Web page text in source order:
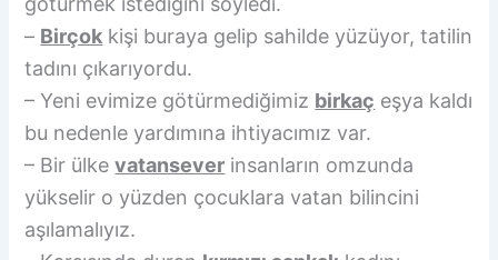
– Birçok kişi buraya gelip sahilde yüzüyor, tatilin
tadını çıkarıyordu.
– Yeni evimize götürmediğimiz birkaç eşya kaldı
bu nedenle yardımına ihtiyacımız var.
– Bir ülkevatansever insanların omzunda
yükselir o yüzden çocuklara vatan bilincini
aşılamalıyız.